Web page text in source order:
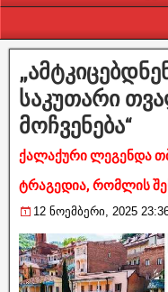
საკუთარი
მოჩვენება“
ქალაქური ლეგენდა
ტრაგედია, რომლის
12 ნოემბერი, 2025